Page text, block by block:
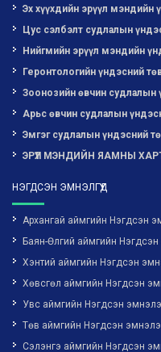
Эх хүүхдийн эрүүл мэндийн
Цус сэлбэлт судлалын
Нийгмийн эрүүл мэндийн
Геронтологийн үндэсний
Зоонозийн өвчин судлалын
Арьс өвчин судлалын
Эмгэг судлалын үндэсний
ЭРҮҮЛ МЭНДИЙН ЯАМНЫ
НЭГДСЭН ЭМНЭЛГҮҮД
Архангай аймгийн Нэгдсэн
Баян-Өлгий аймгийн
Хэнтий аймгийн Нэгдсэн
Хөвсгөл аймгийн Нэгдсэн
Увс аймгийн Нэгдсэн
Төв аймгийн Нэгдсэн
Сэлэнгэ аймгийн Нэгдсэн